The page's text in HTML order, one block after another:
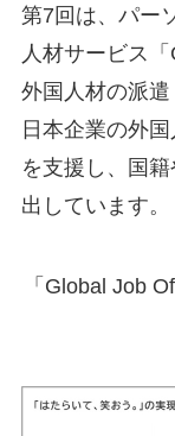
第7回は、パー
人材サービス
外国人材の派遣
日本企業の外
を支援し、国籍
出しています。
「Global Job